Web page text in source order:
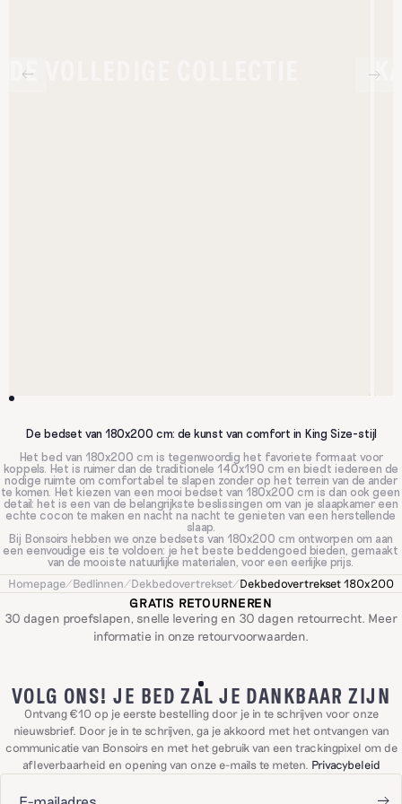
DE VOLLEDIGE COLLECTIE
De bedset van 180x200 cm: de kunst van comfort in King Size-stijl
Het bed van 180x200 cm is tegenwoordig het favoriete formaat voor
koppels. Het is ruimer dan de traditionele 140x190 cm en biedt iedereen de
nodige ruimte om comfortabel te slapen zonder op het terrein van de ander
te komen. Het kiezen van een mooi bedset van 180x200 cm is dan ook geen
detail: het is een van de belangrijkste beslissingen om van je slaapkamer een
echte cocon te maken en nacht na nacht te genieten van een herstellende
slaap.
Bij Bonsoirs hebben we onze bedsets van 180x200 cm ontworpen om aan
een eenvoudige eis te voldoen: je het beste beddengoed bieden, gemaakt
van de mooiste natuurlijke materialen, voor een eerlijke prijs.
De juiste afmetingen voor een matras van 180x200 cm
Voordat je je materiaal kiest, is het essentieel om te starten met de juiste
afmetingen. Voor een matras van 180x200 cm moet het hoeslaken exact
180x200 cm zijn om perfect te passen en kreukels gedurende de nacht te
voorkomen. Voor het dekbedovertrek adviseren wij in de overgrote
het bed. Als je de voorkeur geeft aan een iets compacter effect, is
240x220 cm ook een optie. Het laken kies je in 270x310 cm om je volledig
van top tot teen in te hullen. Tot slot hangt het voor de kussenslopen allemaal
af van je kussens: 65x65 cm voor vierkante formaten, 50x70 cm voor
rechthoekige.
Welk materiaal voor je bedset van 180x200 cm?
De keuze van het materiaal staat centraal in de Bonsoirs-ervaring. Omdat
kenmerken aan, allemaal beschikbaar in het formaat 180x200 cm.
Homepage/Bedlinnen/Dekbedovertrekset/Dekbedovertrekset 180x200
GRATIS RETOURNEREN
30 dagen proefslapen, snelle levering en 30 dagen retourrecht. Meer
informatie in onze retourvoorwaarden.
VOLG ONS! JE BED ZAL JE DANKBAAR ZIJN
Ontvang €10 op je eerste bestelling door je in te schrijven voor onze
nieuwsbrief. Door je in te schrijven, ga je akkoord met het ontvangen van
communicatie van Bonsoirs en met het gebruik van een trackingpixel om de
afleverbaarheid en opening van onze e-mails te meten. Privacybeleid